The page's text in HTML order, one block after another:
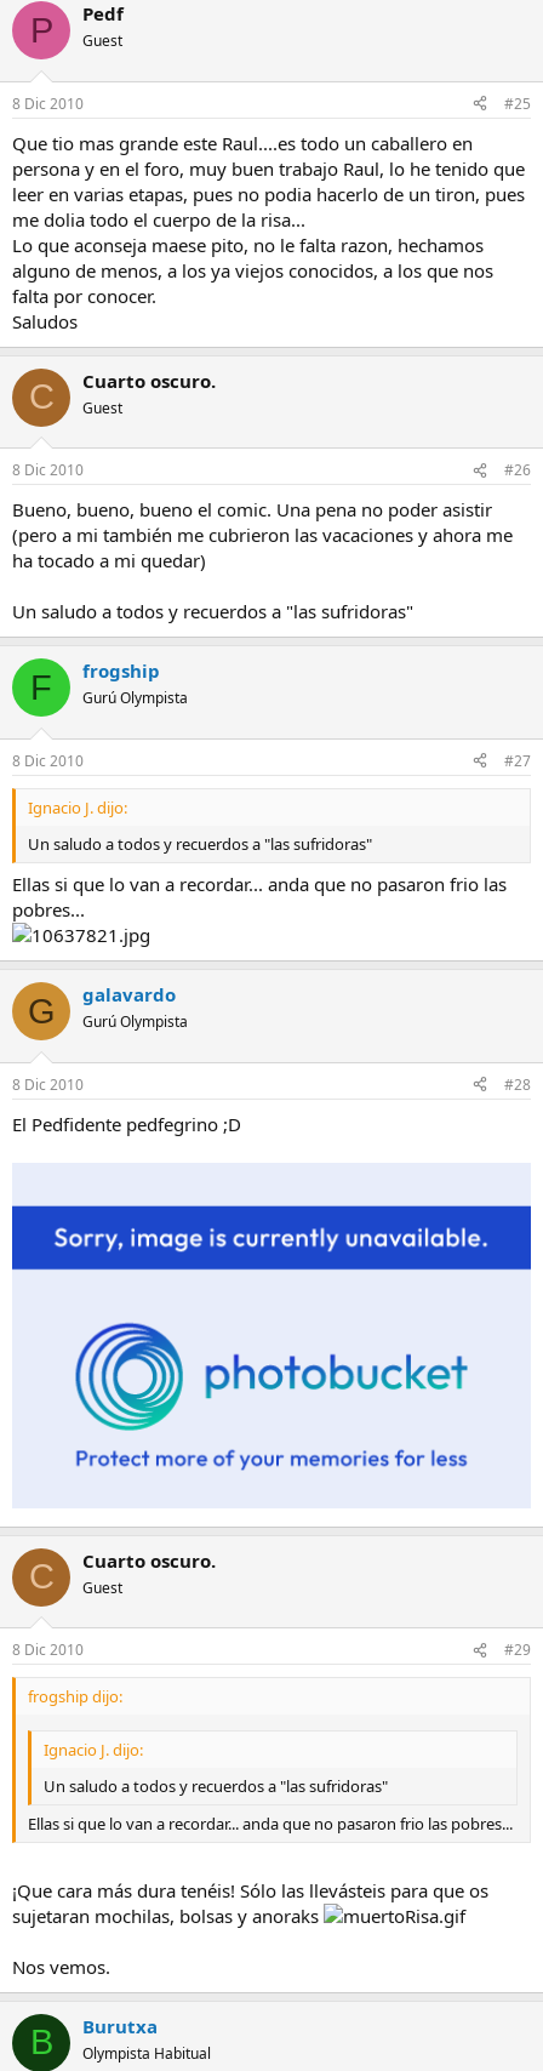
P Pedf
Guest
8 Dic 2010 #25
Que tio mas grande este Raul....es todo un caballero en
persona y en el foro, muy buen trabajo Raul, lo he tenido que
leer en varias etapas, pues no podia hacerlo de un tiron, pues
me dolia todo el cuerpo de la risa...
Lo que aconseja maese pito, no le falta razon, hechamos
alguno de menos, a los ya viejos conocidos, a los que nos
falta por conocer.
Saludos
C Cuarto oscuro.
Guest
8 Dic 2010 #26
Bueno, bueno, bueno el comic. Una pena no poder asistir
(pero a mi también me cubrieron las vacaciones y ahora me
ha tocado a mi quedar)
Un saludo a todos y recuerdos a "las sufridoras"
F frogship
Gurú Olympista
8 Dic 2010 #27
Ignacio J. dijo:
Un saludo a todos y recuerdos a "las sufridoras"
Ellas si que lo van a recordar... anda que no pasaron frio las
pobres...
G galavardo
Gurú Olympista
8 Dic 2010 #28
El Pedfidente pedfegrino ;D
C Cuarto oscuro.
Guest
8 Dic 2010 #29
frogship dijo:
Ignacio J. dijo:
Un saludo a todos y recuerdos a "las sufridoras"
Ellas si que lo van a recordar... anda que no pasaron frio las pobres...
¡Que cara más dura tenéis! Sólo las llevásteis para que os
sujetaran mochilas, bolsas y anoraks
Nos vemos.
B Burutxa
Olympista Habitual